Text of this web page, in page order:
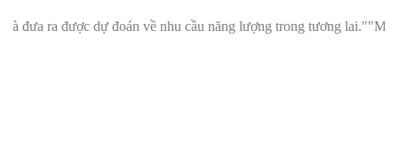
dự đoán về nhu cầu năng lượng trong tương lai.""Máy đọc chỉ số